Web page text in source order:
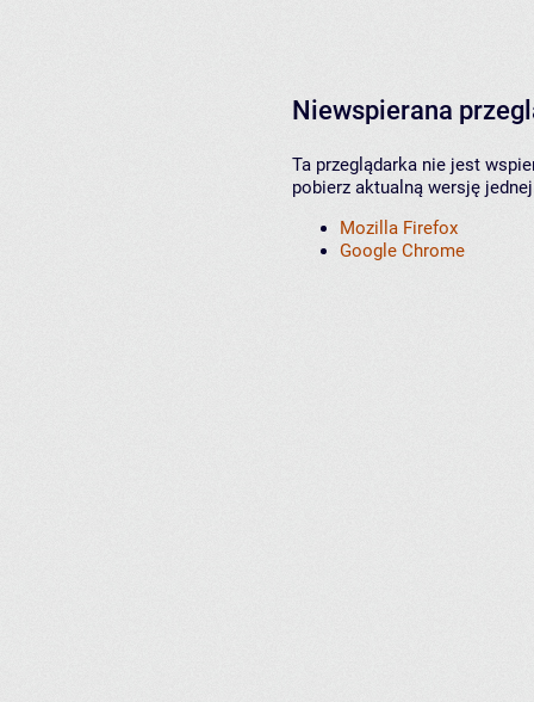
Niewspierana
Ta przeglądarka nie jest
pobierz aktualną wersję
Mozilla Firefox
Google Chrome